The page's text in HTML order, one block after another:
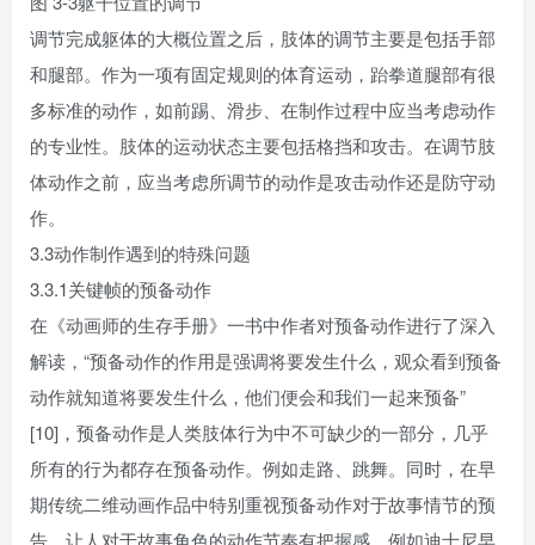
调节完成躯体的大概位置之后，肢体的调节主要是包括手部
和腿部。作为一项有固定规则的体育运动，跆拳道腿部有很
多标准的动作，如前踢、滑步、在制作过程中应当考虑动作
的专业性。肢体的运动状态主要包括格挡和攻击。在调节肢
体动作之前，应当考虑所调节的动作是攻击动作还是防守动
作。
3.3动作制作遇到的特殊问题
3.3.1关键帧的预备动作
在《动画师的生存手册》一书中作者对预备动作进行了深入
解读，“预备动作的作用是强调将要发生什么，观众看到预备
动作就知道将要发生什么，他们便会和我们一起来预备”
[10]，预备动作是人类肢体行为中不可缺少的一部分，几乎
所有的行为都存在预备动作。例如走路、跳舞。同时，在早
期传统二维动画作品中特别重视预备动作对于故事情节的预
告，让人对于故事角色的动作节奏有把握感，例如迪士尼早